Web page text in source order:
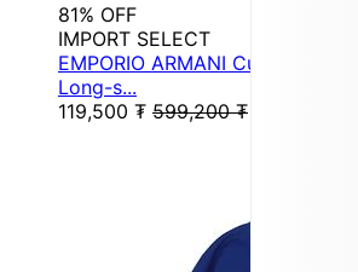
81% OFF
IMPORT SELECT
EMPORIO ARMANI Cut-and-
Long-s...
119,500 ₮ 599,200 ₮